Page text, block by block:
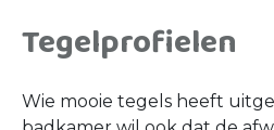
Tegelprofielen
Wie mooie tegels heeft